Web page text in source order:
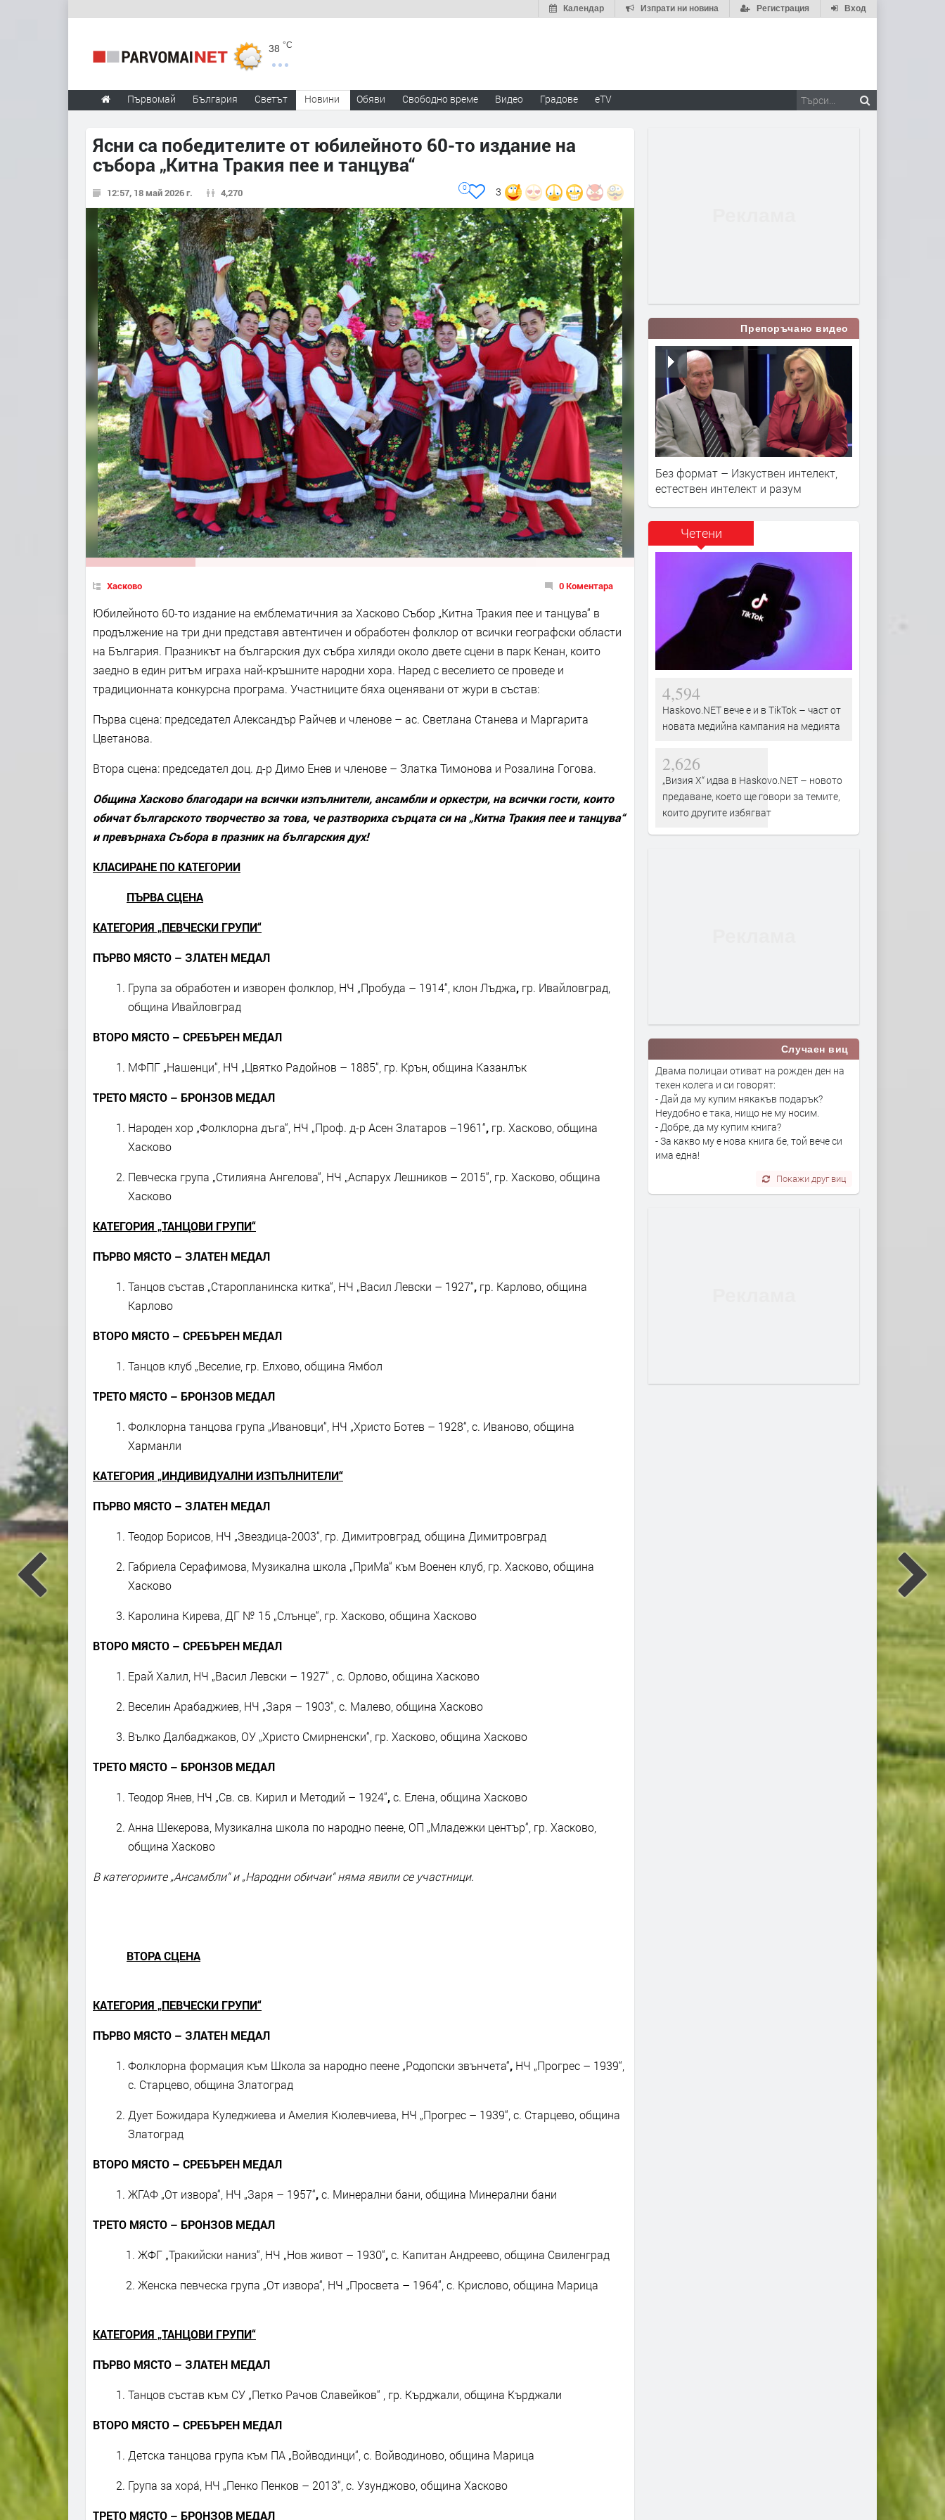
Вход
Регистрация
Изпрати ни новина
Календар
38 °C
Първомай България Светът Новини Обяви Свободно време Видео Градове eTV
Ясни са победителите от юбилейното 60-то издание на
събора „Китна Тракия пее и танцува“
12:57, 18 май 2026 г. 4,270 3
0
Хасково 0 Коментара
Юбилейното 60-то издание на емблематичния за Хасково Събор „Китна Тракия пее и танцува“ в
продължение на три дни представя автентичен и обработен фолклор от всички географски области
на България. Празникът на българския дух събра хиляди около двете сцени в парк Кенан, които
заедно в един ритъм играха най-кръшните народни хора. Наред с веселието се проведе и
традиционната конкурсна програма. Участниците бяха оценявани от жури в състав:
Първа сцена: председател Александър Райчев и членове – ас. Светлана Станева и Маргарита
Цветанова.
Втора сцена: председател доц. д-р Димо Енев и членове – Златка Тимонова и Розалина Гогова.
Община Хасково благодари на всички изпълнители, ансамбли и оркестри, на всички гости, които
обичат българското творчество за това, че разтвориха сърцата си на „Китна Тракия пее и танцува“
и превърнаха Събора в празник на българския дух!
КЛАСИРАНЕ ПО КАТЕГОРИИ
ПЪРВА СЦЕНА
КАТЕГОРИЯ „ПЕВЧЕСКИ ГРУПИ“
ПЪРВО МЯСТО – ЗЛАТЕН МЕДАЛ
Група за обработен и изворен фолклор, НЧ „Пробуда – 1914“, клон Лъджа, гр. Ивайловград,
община Ивайловград
ВТОРО МЯСТО – СРЕБЪРЕН МЕДАЛ
МФПГ „Нашенци“, НЧ „Цвятко Радойнов – 1885“, гр. Крън, община Казанлък
ТРЕТО МЯСТО – БРОНЗОВ МЕДАЛ
Народен хор „Фолклорна дъга“, НЧ „Проф. д-р Асен Златаров –1961“, гр. Хасково, община
Хасково
Певческа група „Стилияна Ангелова“, НЧ „Аспарух Лешников – 2015“, гр. Хасково, община
Хасково
КАТЕГОРИЯ „ТАНЦОВИ ГРУПИ“
ПЪРВО МЯСТО – ЗЛАТЕН МЕДАЛ
Танцов състав „Старопланинска китка“, НЧ „Васил Левски – 1927“, гр. Карлово, община
Карлово
ВТОРО МЯСТО – СРЕБЪРЕН МЕДАЛ
Танцов клуб „Веселие, гр. Елхово, община Ямбол
ТРЕТО МЯСТО – БРОНЗОВ МЕДАЛ
Фолклорна танцова група „Ивановци“, НЧ „Христо Ботев – 1928“, с. Иваново, община
Харманли
КАТЕГОРИЯ „ИНДИВИДУАЛНИ ИЗПЪЛНИТЕЛИ“
ПЪРВО МЯСТО – ЗЛАТЕН МЕДАЛ
Теодор Борисов, НЧ „Звездица-2003“, гр. Димитровград, община Димитровград
Габриела Серафимова, Музикална школа „ПриМа“ към Военен клуб, гр. Хасково, община
Хасково
Каролина Кирева, ДГ № 15 „Слънце“, гр. Хасково, община Хасково
ВТОРО МЯСТО – СРЕБЪРЕН МЕДАЛ
Ерай Халил, НЧ „Васил Левски – 1927“ , с. Орлово, община Хасково
Веселин Арабаджиев, НЧ „Заря – 1903“, с. Малево, община Хасково
Вълко Далбаджаков, ОУ „Христо Смирненски“, гр. Хасково, община Хасково
ТРЕТО МЯСТО – БРОНЗОВ МЕДАЛ
Теодор Янев, НЧ „Св. св. Кирил и Методий – 1924“,с. Елена, община Хасково
Анна Шекерова, Музикална школа по народно пеене, ОП „Младежки център“, гр. Хасково,
община Хасково
В категориите „Ансамбли“ и „Народни обичаи“ няма явили се участници.
ВТОРА СЦЕНА
КАТЕГОРИЯ „ПЕВЧЕСКИ ГРУПИ“
ПЪРВО МЯСТО – ЗЛАТЕН МЕДАЛ
Фолклорна формация към Школа за народно пеене „Родопски звънчета“, НЧ „Прогрес – 1939“,
с. Старцево, община Златоград
Дует Божидара Куледжиева и Амелия Кюлевчиева, НЧ „Прогрес – 1939“, с. Старцево, община
Златоград
ВТОРО МЯСТО – СРЕБЪРЕН МЕДАЛ
ЖГАФ „От извора“, НЧ „Заря – 1957“,с. Минерални бани, община Минерални бани
ТРЕТО МЯСТО – БРОНЗОВ МЕДАЛ
1. ЖФГ „Тракийски наниз“, НЧ „Нов живот – 1930“,с. Капитан Андреево, община Свиленград
2. Женска певческа група „От извора“, НЧ „Просвета – 1964“, с. Крислово, община Марица
КАТЕГОРИЯ „ТАНЦОВИ ГРУПИ“
ПЪРВО МЯСТО – ЗЛАТЕН МЕДАЛ
Танцов състав към СУ „Петко Рачов Славейков“ , гр. Кърджали, община Кърджали
ВТОРО МЯСТО – СРЕБЪРЕН МЕДАЛ
Детска танцова група към ПА „Войводинци“, с. Войводиново, община Марица
Група за хора́, НЧ „Пенко Пенков – 2013“, с. Узунджово, община Хасково
ТРЕТО МЯСТО – БРОНЗОВ МЕДАЛ
Препоръчано видео
Без формат – Изкуствен интелект,
естествен интелект и разум
Четени
4,594
Haskovo.NET вече е и в TikTok – част от
новата медийна кампания на медията
2,626
„Визия Х“ идва в Haskovo.NET – новото
предаване, което ще говори за темите,
които другите избягват
Случаен виц
Двама полицаи отиват на рожден ден на
техен колега и си говорят:
- Дай да му купим някакъв подарък?
Неудобно е така, нищо не му носим.
- Добре, да му купим книга?
- За какво му е нова книга бе, той вече си
има една!
Покажи друг виц